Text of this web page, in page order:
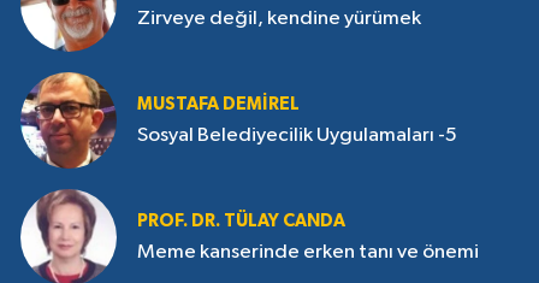
Zirveye değil, kendine yürümek
MUSTAFA DEMIREL
Sosyal Belediyecilik Uygulamaları -5
PROF. DR. TÜLAY CANDA
Meme kanserinde erken tanı ve önemi